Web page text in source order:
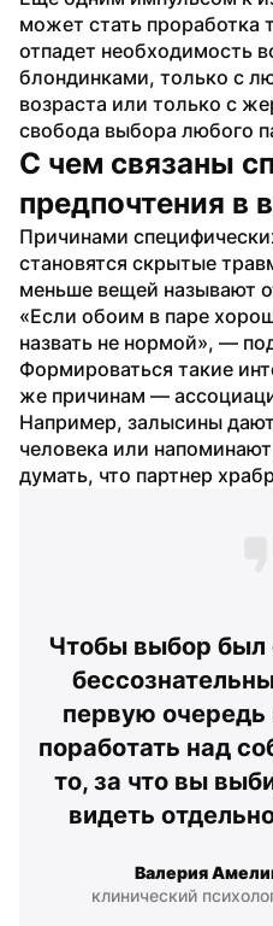
может стать проработка
отпадет необходимость
блондинками, только с
возраста или только с
свобода выбора любого
С чем связаны
предпочтения в
Причинами
становятся скрытые
меньше вещей называют
«Если обоим в паре
назвать не нормой», —
Формироваться такие
же причинам —
Например, залысины
человека или
думать, что партнер
Чтобы выбор был
первую очередь
поработать над
то, за что вы
видеть
Валерия
клинический